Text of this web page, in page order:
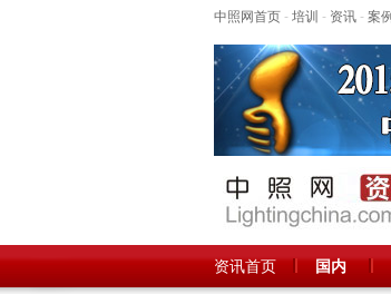
中照网首页 - 培训 - 资讯 - 案例
资讯首页 国内